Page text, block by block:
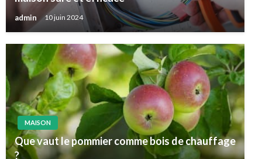
admin 10 juin 2024
MAISON
Que vaut le pommier comme bois de chauffage
?